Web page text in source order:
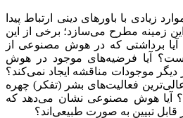
با باورهای دینی ارتباط پیدا
زمینه مطرح می‌سازد؛ برخی از این
آیا برداشتی که در هوش مصنوعی از
است؟ آیا فرضیه‌های موجود در هوش
موجودات مناقشه ایجاد نمی‌کند؟
فعالیت‌های بشر (تفکر) چهره
آیا هوش مصنوعی نشان می‌دهد که
تبیین به صورت طبیعی‌اند؟